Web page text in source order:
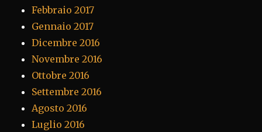
Febbraio 2017
Gennaio 2017
Dicembre 2016
Novembre 2016
Ottobre 2016
Settembre 2016
Agosto 2016
Luglio 2016